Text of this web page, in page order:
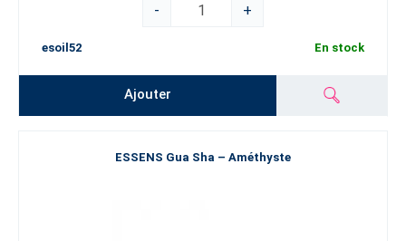
-
+
esoil52 En stock
Ajouter
ESSENS Gua Sha – Améthyste